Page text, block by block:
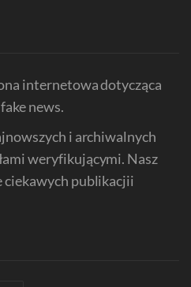
internetowa dotycząca
news.
i archiwalnych
weryfikującymi. Nasz
ciekawych publikacjii